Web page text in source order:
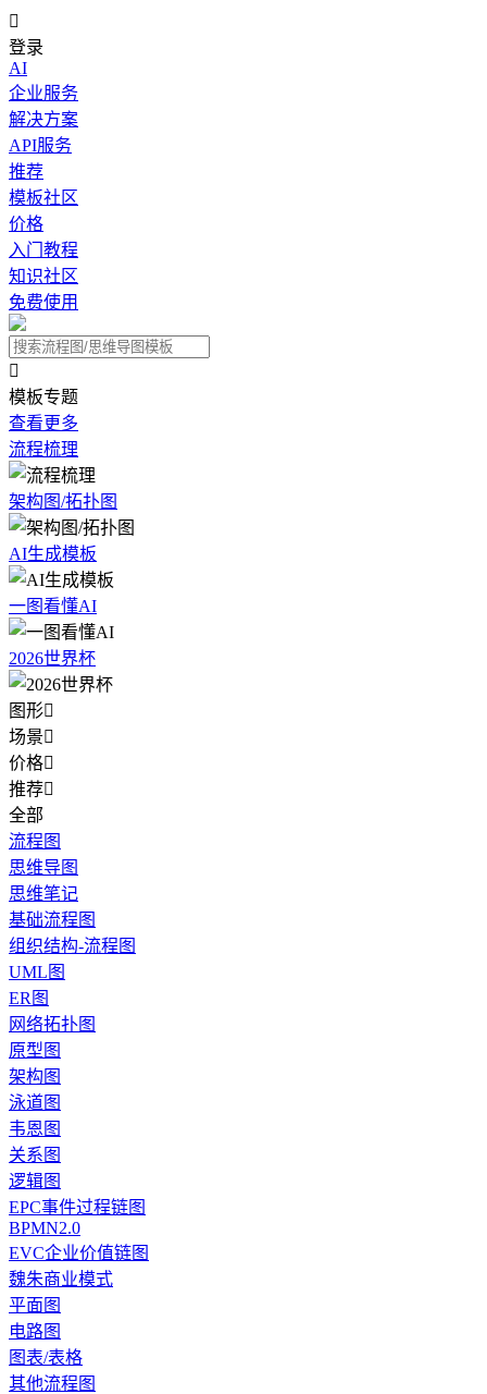

登录
AI
企业服务
解决方案
API服务
推荐
模板社区
价格
入门教程
知识社区
免费使用

模板专题
查看更多
流程梳理
架构图/拓扑图
AI生成模板
一图看懂AI
2026世界杯
图形
场景
价格
推荐
全部
流程图
思维导图
思维笔记
基础流程图
组织结构-流程图
UML图
ER图
网络拓扑图
原型图
架构图
泳道图
韦恩图
关系图
逻辑图
EPC事件过程链图
BPMN2.0
EVC企业价值链图
魏朱商业模式
平面图
电路图
图表/表格
其他流程图